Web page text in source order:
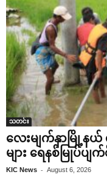
သတင်း
လေးမျက်နှာမြို့နယ်
များ ရေနစ်မြုပ်ပျက်
KIC News - August 6, 2026